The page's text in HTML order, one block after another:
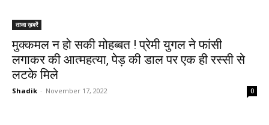
ताजा ख़बरें
मुक्कमल न हो सकी मोहब्बत ! प्रेमी युगल ने फांसी
लगाकर की आत्महत्या, पेड़ की डाल पर एक ही रस्सी से
लटके मिले
Shadik - November 17, 2022 0